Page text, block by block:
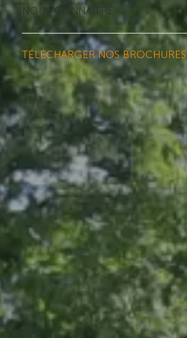
NOUS CONNAÎTRE
TÉLÉCHARGER NOS BROCHURES